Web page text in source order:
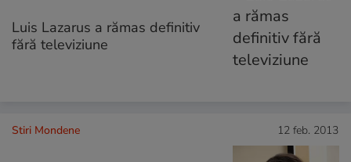
Luis Lazarus a rămas definitiv
fără televiziune
Stiri Mondene 12 feb. 2013